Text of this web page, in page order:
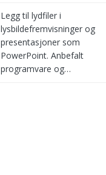
Legg til lydfiler i
lysbildefremvisninger og
presentasjoner som
PowerPoint. Anbefalt
programvare og…